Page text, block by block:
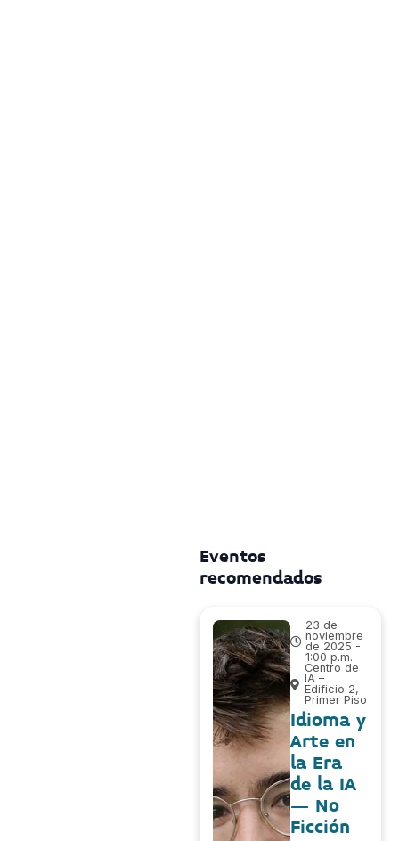
Eventos
recomendados
23 de
noviembre
de 2025 -
1:00 p.m.
Centro de
IA –
Edificio 2,
Primer Piso
Idioma y
Arte en
la Era
de la IA
– No
Ficción